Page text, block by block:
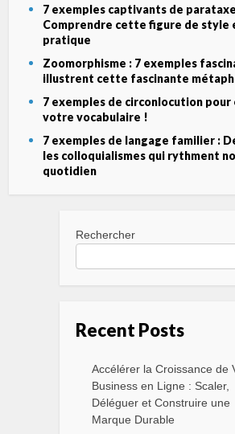
7 exemples captivants de
Comprendre cette figure de style
pratique
Zoomorphisme : 7 exemples
illustrent cette fascinante
7 exemples de circonlocution pour
votre vocabulaire !
7 exemples de langage familier :
les colloquialismes qui rythment
quotidien
Rechercher
Recent Posts
Accélérer la Croissance de
Business en Ligne : Scaler,
Déléguer et Construire une
Marque Durable